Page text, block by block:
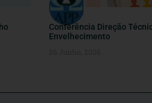
Conferência Direção
Envelhecimento